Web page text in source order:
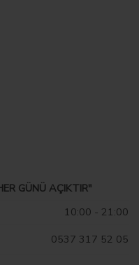
GÜNÜ AÇIKTIR"
10:00 - 21:00
317 52 05